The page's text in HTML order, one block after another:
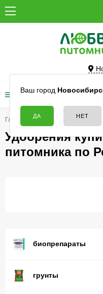
Ваш город
КАТАЛОГ ТОВАРОВ
Главная Удобрения купить с
Удобрения
питомника по
биопрепараты
грунты